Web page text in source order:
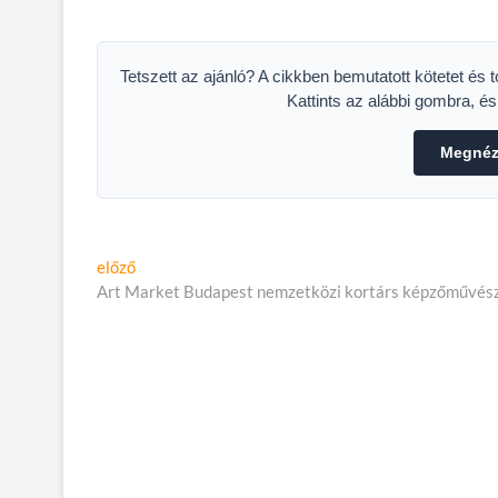
lépéseink?
Tetszett az ajánló? A cikkben bemutatott kötetet és
Kattints az alábbi gombra,
Bejegyzés
navigáció
előzőElőző
cikk:
Art Market Budapest nemzetközi kortárs